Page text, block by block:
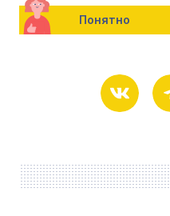
Понятно